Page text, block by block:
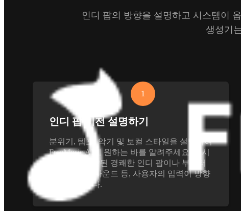
인디 팝의 방향을 설명하고 시스템이
생성기
1
인디 팝 비전 설명하기
분위기, 템포, 악기 및 보컬 스타일을 설명하여
FreeMusic AI에 원하는 바를 알려주세요. 신시
사이저가 포함된 경쾌한 인디 팝이나 부드러
운 어쿠스틱 사운드 등, 사용자의 입력이 방향
을 결정합니다.